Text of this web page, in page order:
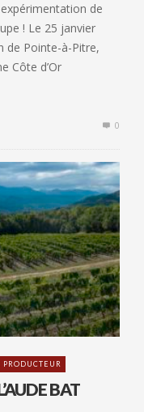
de
! Le 25 janvier
de Pointe-à-Pitre,
Côte d’Or
0
PRODUCTEUR
BAT